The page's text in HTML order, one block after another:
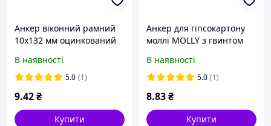
Анкер віконний рамний
10х132 мм оцинкований
В наявності
5.0 (1)
9.42₴
Купити
Анкер для гіпсокартону
моллі MOLLY з гвинтом
В наявності
5.0 (1)
8.83₴
Купити